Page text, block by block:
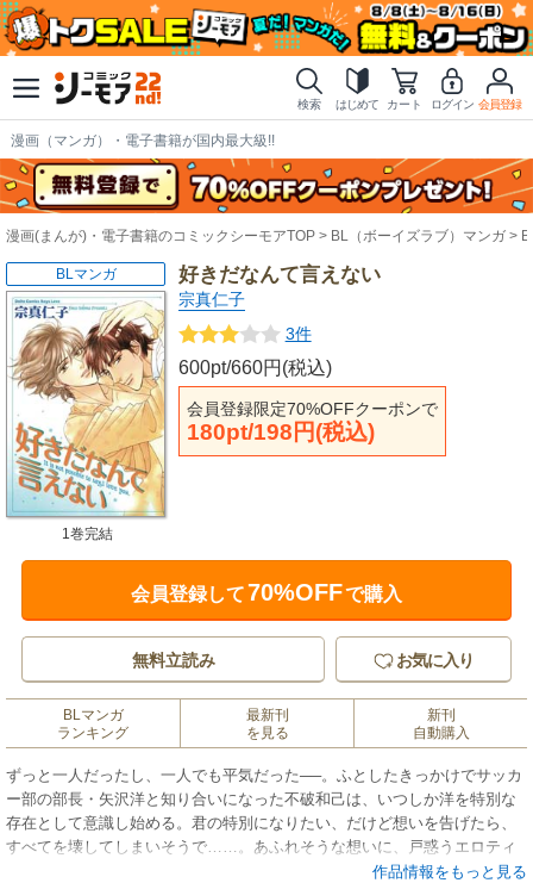
検索 はじめて カート ログイン 会員登録
漫画（マンガ）・電子書籍が国内最大級!!
漫画(まんが)・電子書籍のコミックシーモアTOP BL（ボーイズラブ）マンガ
好きだなんて言えない
宗真仁子
3件
600pt/660円(税込)
会員登録限定70%OFFクーポンで
180pt/198円(税込)
BLマンガ
1巻完結
会員登録して70%OFFで購入
無料立読み お気に入り
BLマンガ
ランキング
最新刊
を見る
新刊
自動購入
ずっと一人だったし、一人でも平気だった──。ふとしたきっかけでサッカ
ー部の部長・矢沢洋と知り合いになった不破和己は、いつしか洋を特別な
存在として意識し始める。君の特別になりたい、だけど想いを告げたら、
すべてを壊してしまいそうで……。あふれそうな想いに、戸惑うエロティ
作品情報をもっと見る